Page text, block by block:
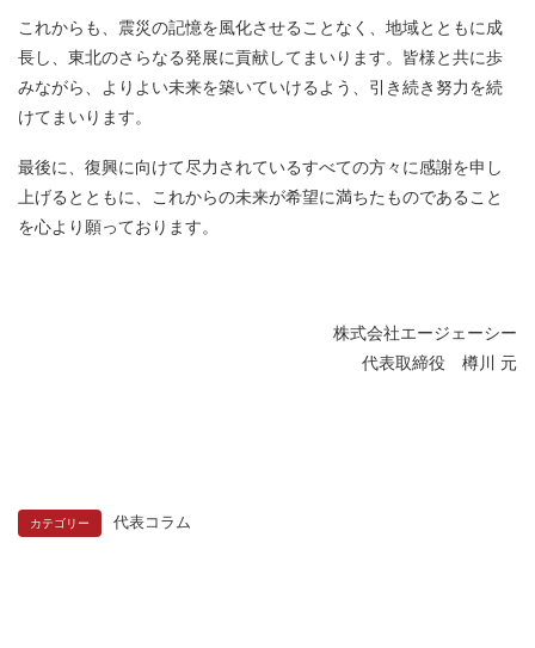
これからも、震災の記憶を風化させることなく、地域とともに成
長し、東北のさらなる発展に貢献してまいります。皆様と共に歩
みながら、よりよい未来を築いていけるよう、引き続き努力を続
けてまいります。
最後に、復興に向けて尽力されているすべての方々に感謝を申し
上げるとともに、これからの未来が希望に満ちたものであること
を心より願っております。
株式会社エージェーシー
代表取締役 樽川 元
カテゴリー 代表コラム